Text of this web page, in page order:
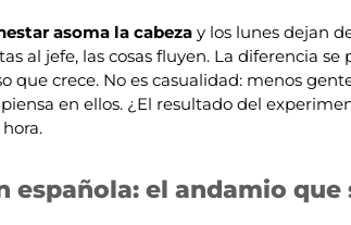
asoma la cabeza y los lunes dejan
al jefe, las cosas fluyen. La diferencia
que crece. No es casualidad: menos
en ellos. ¿El resultado del
española: el andamio